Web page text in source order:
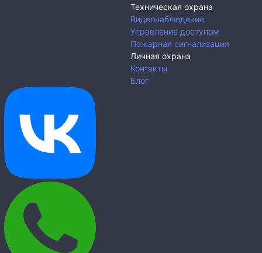
Техническая охрана
Видеонаблюдение
Управление доступом
Пожарная сигнализация
Личная охрана
Контакты
Блог